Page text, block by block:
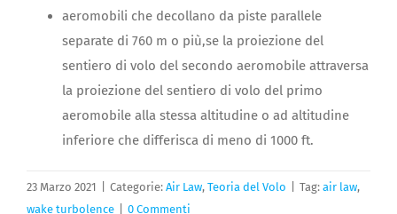
aeromobili che decollano da piste parallele
separate di 760 m o più,se la proiezione del
sentiero di volo del secondo aeromobile attraversa
la proiezione del sentiero di volo del primo
aeromobile alla stessa altitudine o ad altitudine
inferiore che differisca di meno di 1000 ft.
23 Marzo 2021 Categorie: Air Law, Teoria del Volo Tag: air law,
wake turbolence
0 Commenti